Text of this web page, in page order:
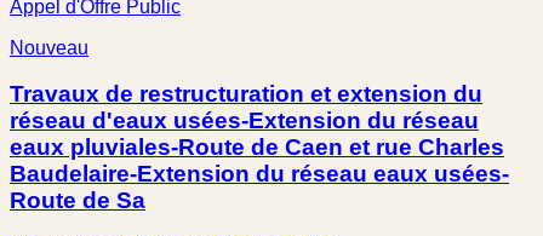
Appel d'Offre Public
Nouveau
Travaux de restructuration et extension du
réseau d'eaux usées-Extension du réseau
eaux pluviales-Route de Caen et rue Charles
Baudelaire-Extension du réseau eaux usées-
Route de Sa